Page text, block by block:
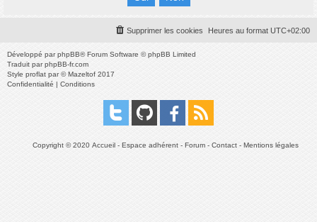
Heures au format UTC+02:00
Supprimer les cookies
Développé parphpBB® Forum Software © phpBB Limited
Traduit parphpBB-fr.com
Style proflat par ©Mazeltof 2017
Confidentialité | Conditions
Copyright © 2020 Accueil - Espace adhérent - Forum - Contact - Mentions légales